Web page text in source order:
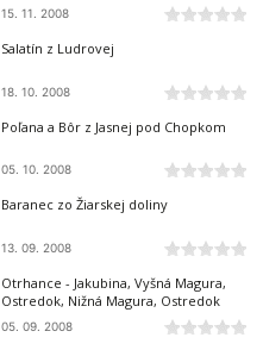
15. 11. 2008
NÍZKE TATRY
Salatín z Ludrovej
18. 10. 2008
NÍZKE TATRY
Poľana a Bôr z Jasnej pod Chopkom
05. 10. 2008
ZÁPADNÉ TATRY
Baranec zo Žiarskej doliny
13. 09. 2008
ZÁPADNÉ TATRY
Otrhance - Jakubina, Vyšná Magura,
Ostredok, Nižná Magura, Ostredok
05. 09. 2008
MALÁ FATRA